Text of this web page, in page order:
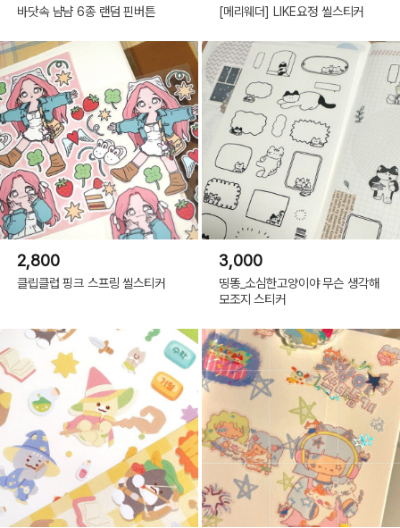
바닷속 냠냠 6종 랜덤 핀버튼 [메리웨더] LIKE요정 씰스티커
2,800
클립클럽 핑크 스프링 씰스티커
3,000
띵똥_소심한고양이야 무슨 생각해
모조지 스티커